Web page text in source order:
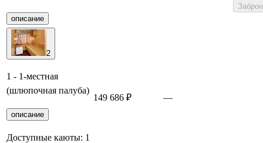
описание
2
1 - 1-местная
(шлюпочная палуба)
описание
Доступные каюты: 1
149 686 ₽ —